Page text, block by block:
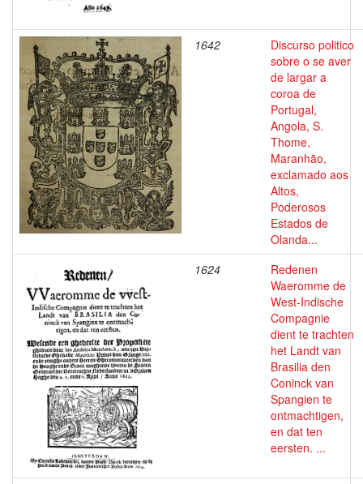
1642
Discurso politico
sobre o se aver
de largar a
coroa de
Portugal,
Angola, S.
Thome,
Maranhão,
exclamado aos
Altos,
Poderosos
Estados de
Olanda...
1624
Redenen
Waeromme de
West-Indische
Compagnie
dient te trachten
het Landt van
Brasilia den
Coninck van
Spangien te
ontmachtigen,
en dat ten
eersten. ...